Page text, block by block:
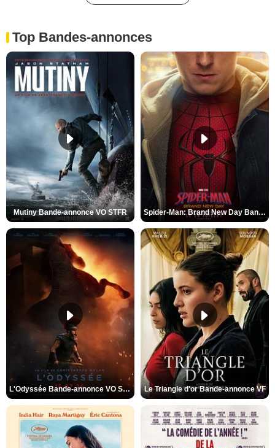
Top Bandes-annonces
Mutiny Bande-annonce VO STFR Spider-Man: Brand New Day Bande-annonce VO STFR
L'Odyssée Bande-annonce VO STFR Le Triangle d'or Bande-annonce VF